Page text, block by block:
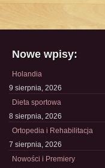
Nowe wpisy:
Holandia
9 sierpnia, 2026
Dieta sportowa
8 sierpnia, 2026
Ortopedia i Rehabilitacja
7 sierpnia, 2026
Nowości i Premiery